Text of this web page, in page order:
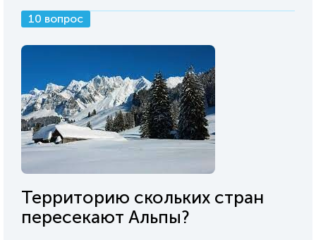
10 вопрос
Территорию скольких стран
пересекают Альпы?